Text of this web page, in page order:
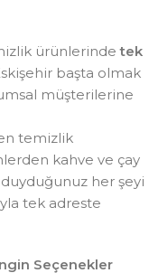
ürünlerindetek
başta olmak
müşterilerine
temizlik
kahve ve çay
her şeyi
tek adreste
Seçenekler